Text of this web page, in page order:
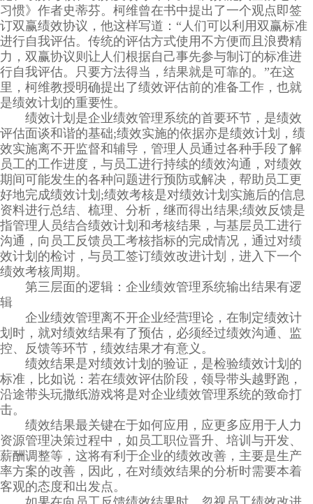
习惯》作者史蒂芬。柯维曾在书中提出了一个观点即签
订双赢绩效协议，他这样写道：“人们可以利用双赢标准
进行自我评估。传统的评估方式使用不方便而且浪费精
力，双赢协议则让人们根据自己事先参与制订的标准进
行自我评估。只要方法得当，结果就是可靠的。”在这
里，柯维教授明确提出了绩效评估前的准备工作，也就
是绩效计划的重要性。
绩效计划是企业绩效管理系统的首要环节，是绩效
评估面谈和谐的基础;绩效实施的依据亦是绩效计划，绩
效实施离不开监督和辅导，管理人员通过各种手段了解
员工的工作进度，与员工进行持续的绩效沟通，对绩效
期间可能发生的各种问题进行预防或解决，帮助员工更
好地完成绩效计划;绩效考核是对绩效计划实施后的信息
资料进行总结、梳理、分析，继而得出结果;绩效反馈是
指管理人员结合绩效计划和考核结果，与基层员工进行
沟通，向员工反馈员工考核指标的完成情况，通过对绩
效计划的检讨，与员工签订绩效改进计划，进入下一个
绩效考核周期。
第三层面的逻辑：企业绩效管理系统输出结果有逻
辑
企业绩效管理离不开企业经营理论，在制定绩效计
划时，就对绩效结果有了预估，必须经过绩效沟通、监
控、反馈等环节，绩效结果才有意义。
绩效结果是对绩效计划的验证，是检验绩效计划的
标准，比如说：若在绩效评估阶段，领导带头越野跑，
沿途带头玩撒纸游戏将是对企业绩效管理系统的致命打
击。
绩效结果最关键在于如何应用，应更多应用于人力
资源管理决策过程中，如员工职位晋升、培训与开发、
薪酬调整等，这将有利于企业的绩效改善，主要是生产
率方案的改善，因此，在对绩效结果的分析时需要本着
客观的态度和出发点。